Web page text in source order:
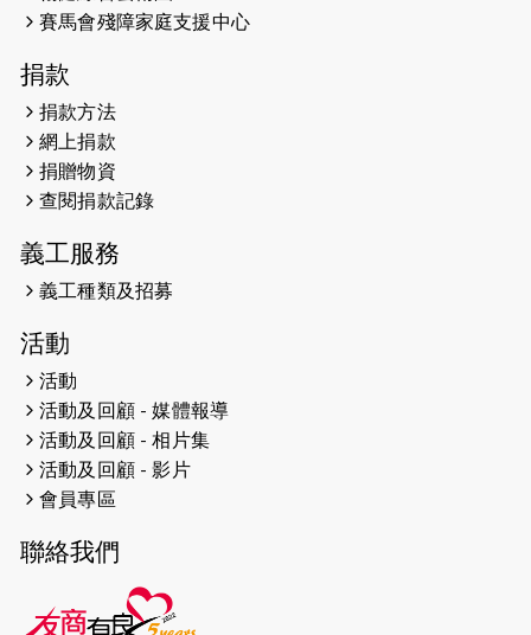
開始）
2026-04-30
2026-04-25
2026-04-24
2026-04-23
2026-04-19
2026-04-16
猛龍長跑隊恆常練習 - 4月16日
（19:00開始）
2026-04-12
2026-04-11
2026-04-10 太古家＋賞系列：漫步魔術與音樂
賽馬會殘障家庭支援中心
捐款
捐款方法
網上捐款
捐贈物資
查閱捐款記錄
義工服務
義工種類及招募
活動
活動
活動及回顧 - 媒體報導
活動及回顧 - 相片集
活動及回顧 - 影片
會員專區
聯絡我們